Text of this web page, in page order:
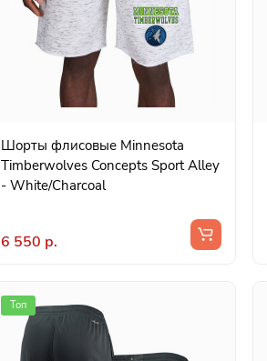
Шорты флисовые Minnesota
Timberwolves Concepts Sport Alley
- White/Charcoal
6 550 р.
Топ